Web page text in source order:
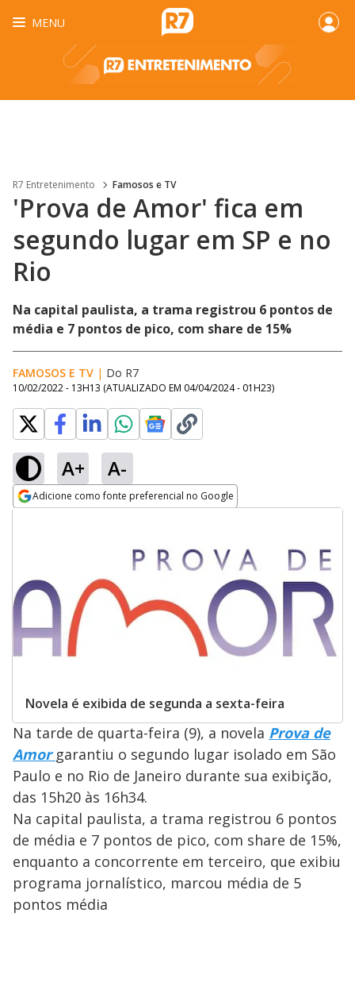
MENU
R7 Entretenimento Famosos e TV
'Prova de Amor' fica em
segundo lugar em SP e no
Rio
Na capital paulista, a trama registrou 6 pontos de
média e 7 pontos de pico, com share de 15%
FAMOSOS E TV | Do R7
10/02/2022 - 13H13 (ATUALIZADO EM 04/04/2024 - 01H23)
A+ A-
Adicione como fonte preferencial no Google
Novela é exibida de segunda a sexta-feira
Na tarde de quarta-feira (9), a novela Prova de
Amorgarantiu o segundo lugar isolado em São
Paulo e no Rio de Janeiro durante sua exibição,
das 15h20 às 16h34.
Na capital paulista, a trama registrou 6 pontos
de média e 7 pontos de pico, com share de 15%,
enquanto a concorrente em terceiro, que exibiu
programa jornalístico, marcou média de 5
pontos média